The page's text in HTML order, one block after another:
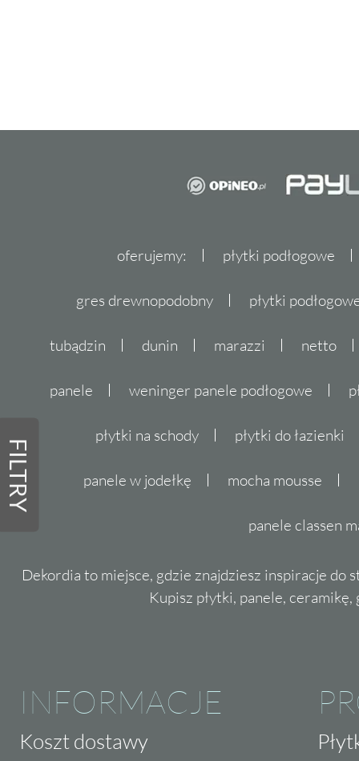
FILTRY
oferujemy: płytki podłogowe
gres drewnopodobny płytki
tubądzin dunin marazzi netto
panele weninger panele podłogowe
płytki na schody płytki do łazienki
panele w jodełkę mocha mousse
panele classen
Dekordia to miejsce, gdzie znajdziesz inspiracje do
Kupisz płytki, panele,
INFORMACJE
Koszt dostawy